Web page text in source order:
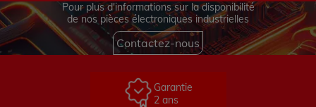
Pour plus d'informations sur la disponibilité
de nos pièces électroniques industrielles
Contactez-nous
Garantie
2 ans